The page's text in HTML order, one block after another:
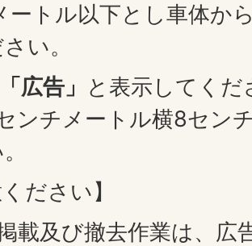
ートル以下とし車体か
い。
「広告」 と表示してく
ンチメートル横8セン
ださい】
載及び撤去作業は、広